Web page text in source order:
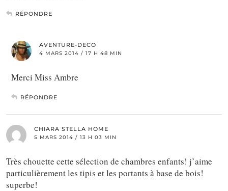
RÉPONDRE
AVENTURE-DECO
4 MARS 2014 / 17 H 48 MIN
Merci Miss Ambre
RÉPONDRE
CHIARA STELLA HOME
5 MARS 2014 / 13 H 03 MIN
Très chouette cette sélection de chambres enfants! j’aime
particulièrement les tipis et les portants à base de bois!
superbe!